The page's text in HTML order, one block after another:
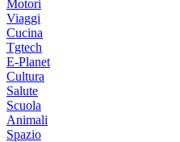
Motori
Viaggi
Cucina
Tgtech
E-Planet
Cultura
Salute
Scuola
Animali
Spazio